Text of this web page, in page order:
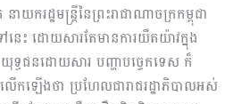
ករដ្ឋមន្ត្រីនៃព្រះរាជាណាចក្រកម្ពុជា
េះ ដោយសារតែមានការយឺតយ៉ាវក្នុង
ទ្ធជនដោយសារ បញ្ហាបច្ចេកទេស ក៏
កឡើងថា ប្រហែលជារាជរដ្ឋាភិបាលអស់